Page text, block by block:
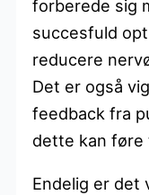
forberede sig
succesfuld
reducere
Det er også
feedback fra
dette kan
Endelig er det